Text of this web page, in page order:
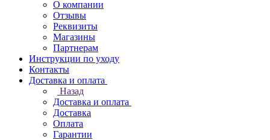
О компании
Отзывы
Реквизиты
Магазины
Партнерам
Инструкции по уходу
Контакты
Доставка и оплата
Назад
Доставка и оплата
Доставка
Оплата
Гарантии